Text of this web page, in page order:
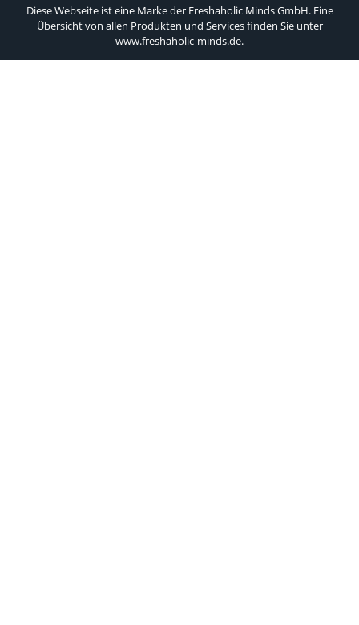
Diese Webseite ist eine Marke der Freshaholic Minds GmbH. Eine
Übersicht von allen Produkten und Services finden Sie unter
www.freshaholic-minds.de.